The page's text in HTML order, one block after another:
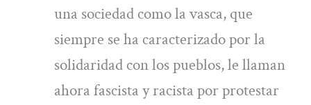
una sociedad como la vasca, que
siempre se ha caracterizado por la
solidaridad con los pueblos, le llaman
ahora fascista y racista por protestar